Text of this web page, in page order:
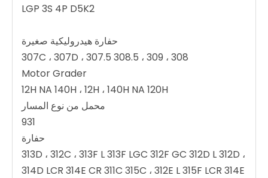
LGP 3S 4P D5K2
حفارة هيدروليكية صغيرة
308 ، 309 ، 308.5 307C ، 307D ، 307.5
Motor Grader
12H NA 140H ، 12H ، 140H NA 120H
محمل من نوع المسار
931
حفارة
313D ، 312C ، 313F L 313F LGC 312F GC 312D L 312D ،
314D LCR 314E CR 311C 315C ، 312E L 315F LCR 314E